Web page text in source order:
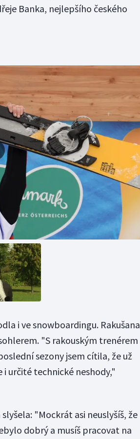
Banka, nejlepšího českého
i ve snowboardingu. Rakušana
"S rakouským trenérem
sezony jsem cítila, že už
i určité technické neshody,"
"Mockrát asi neuslyšíš, že
dobrý a musíš pracovat na